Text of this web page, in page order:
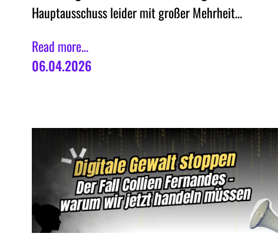
Hauptausschuss leider mit großer Mehrheit…
Read more...
06.04.2026